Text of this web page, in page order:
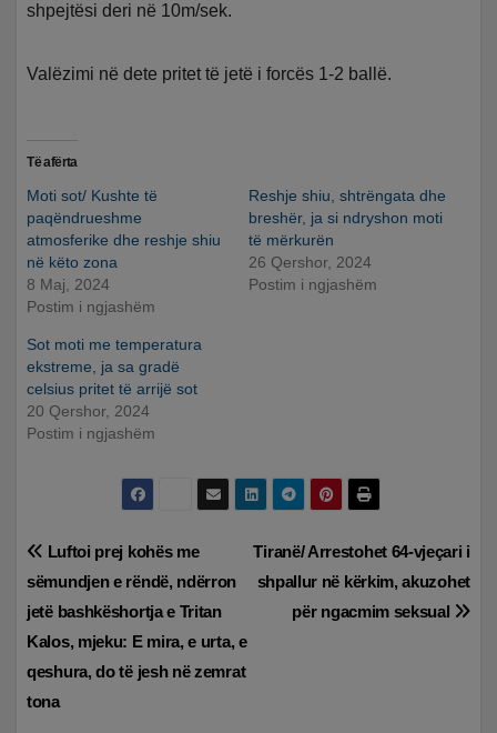
shpejtësi deri në 10m/sek.
Valëzimi në dete pritet të jetë i forcës 1-2 ballë.
Të afërta
Moti sot/ Kushte të
paqëndrueshme
atmosferike dhe reshje shiu
në këto zona
8 Maj, 2024
Postim i ngjashëm
Reshje shiu, shtrëngata dhe
breshër, ja si ndryshon moti
të mërkurën
26 Qershor, 2024
Postim i ngjashëm
Sot moti me temperatura
ekstreme, ja sa gradë
celsius pritet të arrijë sot
20 Qershor, 2024
Postim i ngjashëm
Lëvizje
te
postimet
Tiranë/ Arrestohet 64-vjeçari i
shpallur në kërkim, akuzohet
për ngacmim seksual
Luftoi prej kohës me
sëmundjen e rëndë, ndërron
jetë bashkëshortja e Tritan
Kalos, mjeku: E mira, e urta, e
qeshura, do të jesh në zemrat
tona